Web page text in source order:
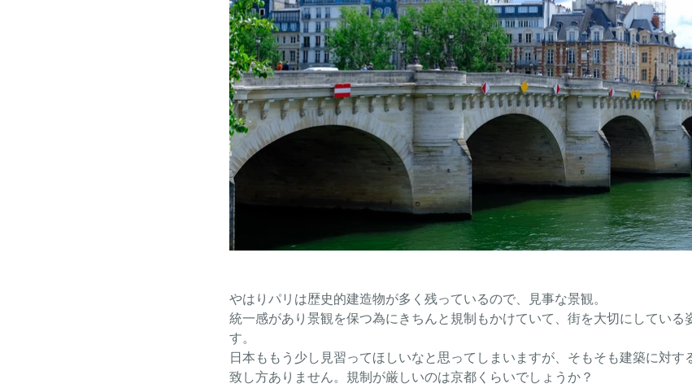
やはりパリは歴史的建造物が多く残っているので、見事な景観。
統一感があり景観を保つ為にきちんと規制もかけていて、街を大切にしている
す。
日本ももう少し見習ってほしいなと思ってしまいますが、そもそも建築に対す
致し方ありません。規制が厳しいのは京都くらいでしょうか？